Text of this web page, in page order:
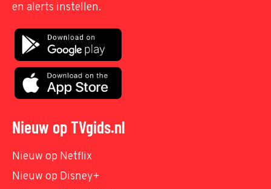
en alerts instellen.
Nieuw op TVgids.nl
Nieuw op Netflix
Nieuw op Disney+